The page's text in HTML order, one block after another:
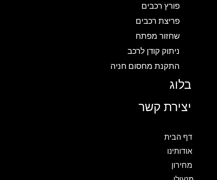
פורץ רכבים
פריצת רכבים
שחזור מפתח
ניתוק קודן לרכב
התקנת מחסום חניה
בלוג
יצירת קשר
דף הבית
אודותינו
מחירון